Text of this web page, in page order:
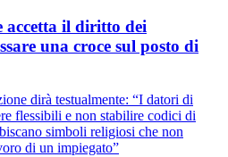
accetta il diritto dei
una croce sul posto di
dirà testualmente: “I datori di
flessibili e non stabilire codici di
simboli religiosi che non
di un impiegato”